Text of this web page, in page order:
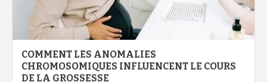
COMMENT LES ANOMALIES
CHROMOSOMIQUES INFLUENCENT LE COURS
DE LA GROSSESSE